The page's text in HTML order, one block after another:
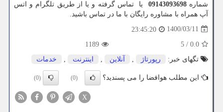
شماره09143093698 یا تماس گرفته و یا از طریق تلگرام و اتس
آپ همراه با مشاوره رایگان با ما در تماس باشید.
1400/03/11
23:45:20
0.0
/
5
1189
تگهای خبر:
رپورتاژ , آنلاین , اینترنت , خدمات
این مطلب هوافضا را می پسندید؟ (0)
(0)
X